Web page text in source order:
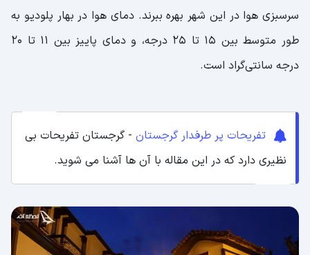
سرسبزی هوا در این شهر بهره ببرند. دمای هوا در بهار پلودیو به
طور متوسط بین 15 تا 25 درجه، و دمای پاییز بین 11 تا 20
درجه سانتی‌گراد است.
تفریحات پر طرفدار گرجستان - گرجستان تفریحات بی
نظیری دارد که در این مقاله با آن ها آشنا می شوید.